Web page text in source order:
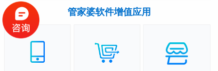
管家婆软件增值应用